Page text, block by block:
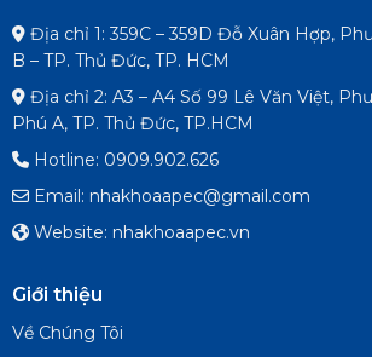
Địa chỉ 1: 359C – 359D Đỗ Xuân Hợp,
B – TP. Thủ Đức, TP. HCM
Địa chỉ 2: A3 – A4 Số 99 Lê Văn Việt,
Phú A, TP. Thủ Đức, TP.HCM
Hotline: 0909.902.626
Email: nhakhoaapec@gmail.com
Website: nhakhoaapec.vn
Giới thiệu
Về Chúng Tôi